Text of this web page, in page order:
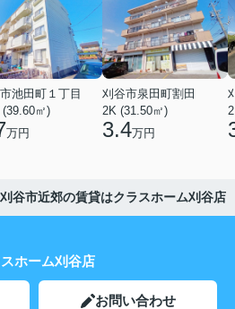
池田町１丁目
(39.60㎡)
万円
刈谷市泉田町割田
2K (31.50㎡)
3.4万円
近郊の賃貸はクラスホーム刈谷店
ホーム刈谷店
お問い合わせ